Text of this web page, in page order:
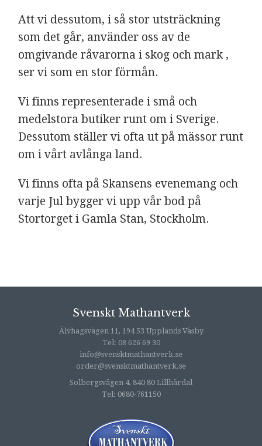
Att vi dessutom, i så stor utsträckning
som det går, använder oss av de
omgivande råvarorna i skog och mark ,
ser vi som en stor förmån.
Vi finns representerade i små och
medelstora butiker runt om i Sverige.
Dessutom ställer vi ofta ut på mässor runt
om i vårt avlånga land.
Vi finns ofta på Skansens evenemang och
varje Jul bygger vi upp vår bod på
Stortorget i Gamla Stan, Stockholm.
Svenskt Mathantverk
Älvhagsvägen 11, 194 53 Upplands Väsby
Tel: 08 626 69 30
info@svensktmathantverk.se
order@svensktmathantverk.se
Solbergsvägen 4, 840 80 Lillhärdal
Tel: 0680-761150